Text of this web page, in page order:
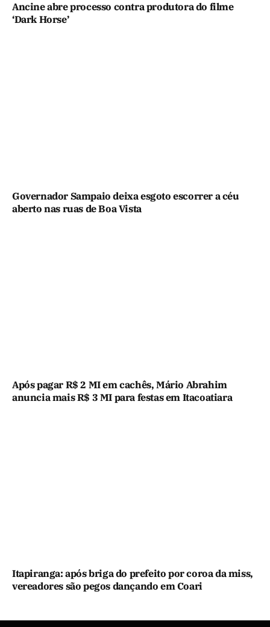
Ancine abre processo contra produtora do filme
‘Dark Horse’
Governador Sampaio deixa esgoto escorrer a céu
aberto nas ruas de Boa Vista
Após pagar R$ 2 MI em cachês, Mário Abrahim
anuncia mais R$ 3 MI para festas em Itacoatiara
Itapiranga: após briga do prefeito por coroa da miss,
vereadores são pegos dançando em Coari